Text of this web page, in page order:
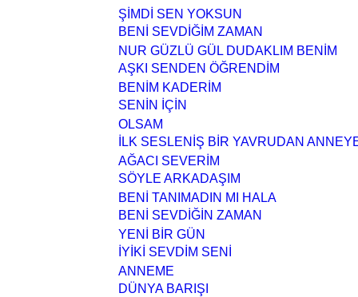
ŞİMDİ SEN YOKSUN
BENİ SEVDİĞİM ZAMAN
NUR GÜZLÜ GÜL DUDAKLIM BENİM
AŞKI SENDEN ÖĞRENDİM
BENİM KADERİM
SENİN İÇİN
OLSAM
İLK SESLENİŞ BİR YAVRUDAN
AĞACI SEVERİM
SÖYLE ARKADAŞIM
BENİ TANIMADIN MI HALA
BENİ SEVDİĞİN ZAMAN
YENİ BİR GÜN
İYİKİ SEVDİM SENİ
ANNEME
DÜNYA BARIŞI